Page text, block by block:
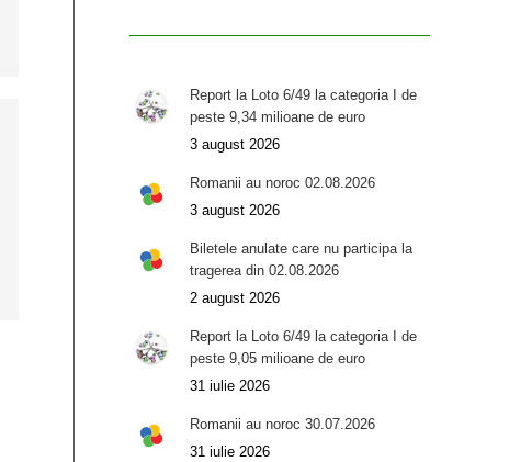
Report la Loto 6/49 la categoria I de
peste 9,34 milioane de euro
3 august 2026
Romanii au noroc 02.08.2026
3 august 2026
Biletele anulate care nu participa la
tragerea din 02.08.2026
2 august 2026
Report la Loto 6/49 la categoria I de
peste 9,05 milioane de euro
31 iulie 2026
Romanii au noroc 30.07.2026
31 iulie 2026